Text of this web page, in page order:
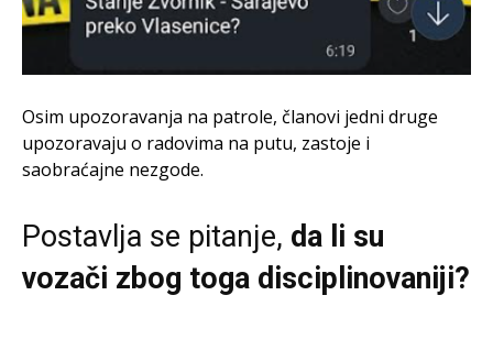
Osim upozoravanja na patrole, članovi jedni druge
upozoravaju o radovima na putu, zastoje i
saobraćajne nezgode.
Postavlja se pitanje, da li su
vozači zbog toga disciplinovaniji?